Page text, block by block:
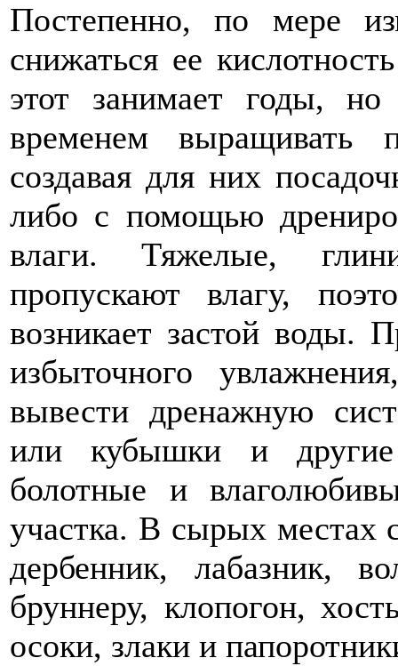
Постепенно, по мере
снижаться ее
этот занимает годы,
временем выращивать
создавая для них
либо с помощью
влаги. Тяжелые,
пропускают влагу,
возникает застой воды.
избыточного
вывести дренажную
или кубышки и
болотные и
участка. В сырых местах
дербенник, лабазник,
бруннеру, клопогон,
осоки, злаки и